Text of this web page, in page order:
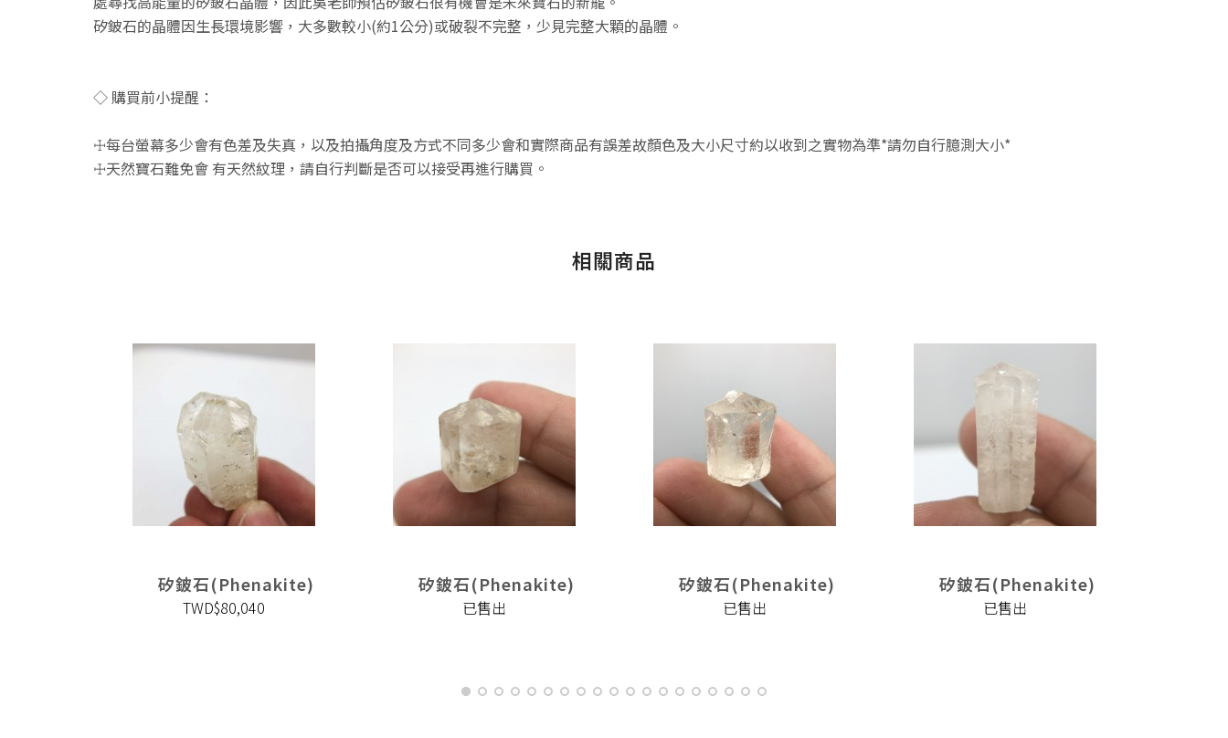
矽鈹石的晶體因生長環境影響，大多數較小(約1公分)或破裂不完整，少見完整大顆的晶體。
◇ 購買前小提醒：
☩每台螢幕多少會有色差及失真，以及拍攝角度及方式不同多少會和實際商品有誤差故顏色及大小尺寸約以收到之實物為準*請勿自行臆測大小*
☩天然寶石難免會 有天然紋理，請自行判斷是否可以接受再進行購買。
相關商品
矽鈹石(Phenakite)
TWD$80,040
矽鈹石(Phenakite)
已售出
矽鈹石(Phenakite)
已售出
矽鈹石(Phenakite)
已售出